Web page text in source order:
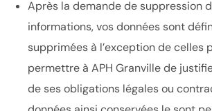
Après la demande de suppression
informations, vos données sont
supprimées à l’exception de celles
permettre à APH Granville de
de ses obligations légales ou